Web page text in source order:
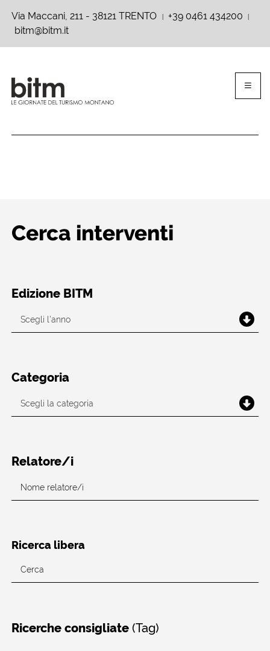
Via Maccani, 211 - 38121 TRENTO +39 0461 434200
bitm@bitm.it
Cerca interventi
Edizione BITM
Categoria
Relatore/i
Ricerca libera
Ricerche consigliate(Tag)